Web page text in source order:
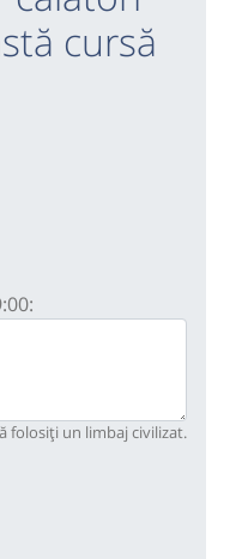
cursă
folosiți un limbaj civilizat.